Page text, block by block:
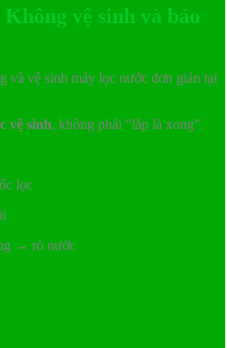
vệ sinh và bảo
vệ sinh, không phải “lắp là xong”.
lọc
→ rò nước